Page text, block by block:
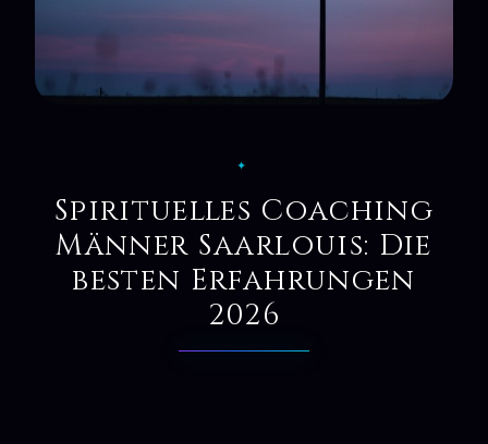
✦
Spirituelles Coaching
Männer Saarlouis: Die
besten Erfahrungen
2026